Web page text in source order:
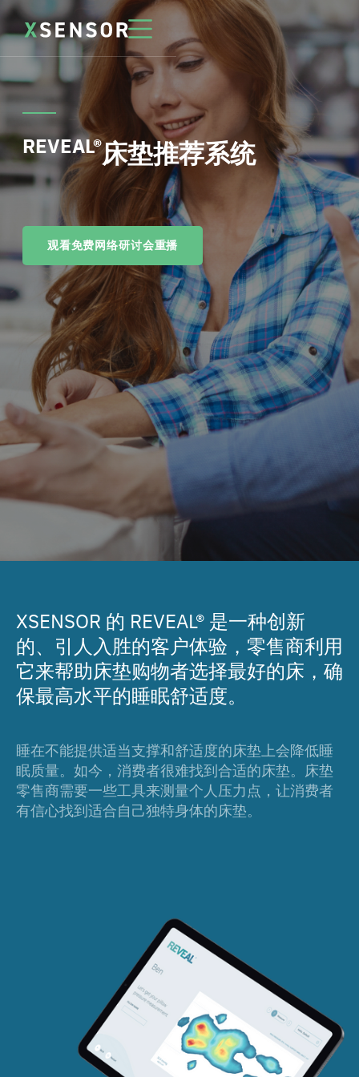
REVEAL®床垫推荐系统
观看免费网络研讨会重播
XSENSOR 的 REVEAL® 是一种创新
的、引人入胜的客户体验，零售商利用
它来帮助床垫购物者选择最好的床，确
保最高水平的睡眠舒适度。
睡在不能提供适当支撑和舒适度的床垫上会降低睡
眠质量。如今，消费者很难找到合适的床垫。床垫
零售商需要一些工具来测量个人压力点，让消费者
有信心找到适合自己独特身体的床垫。